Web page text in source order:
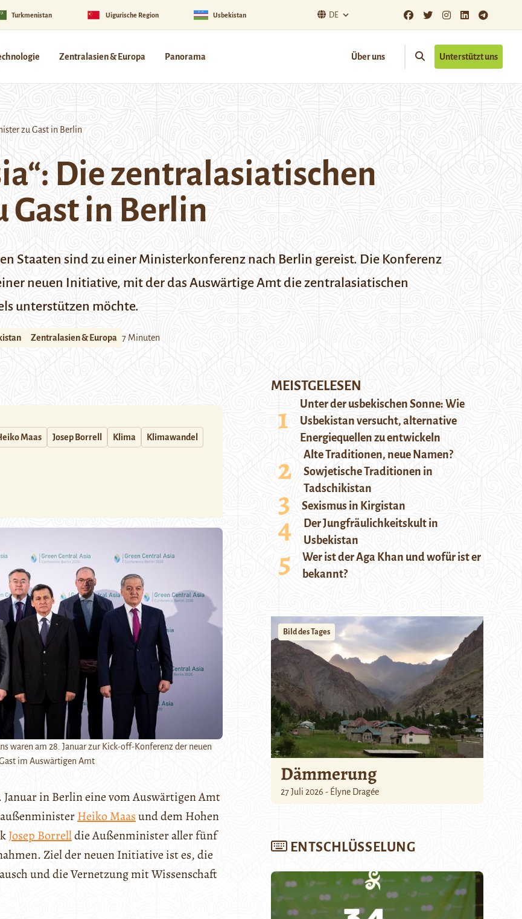
Turkmenistan Uigurische Region Usbekistan DE
Zentralasien & Europa Panorama Über uns Unterstützt uns
zu Gast in Berlin
Die zentralasiatischen
in Berlin
Staaten sind zu einer Ministerkonferenz nach Berlin gereist. Die Konferenz
neuen Initiative, mit der das Auswärtige Amt die zentralasiatischen
unterstützen möchte.
Zentralasien & Europa 7 Minuten
Maas Josep Borrell Klima Klimawandel
waren am 28. Januar zur Kick-off-Konferenz der neuen
im Auswärtigen Amt
in Berlin eine vom Auswärtigen Amt
Heiko Maasund dem Hohen
Josep Borrelldie Außenminister aller fünf
Ziel der neuen Initiative ist es, die
und die Vernetzung mit Wissenschaft
MEISTGELESEN
Unter der usbekischen Sonne: Wie
Usbekistan versucht, alternative
Energiequellen zu entwickeln
Alte Traditionen, neue Namen?
Sowjetische Traditionen in
Tadschikistan
Sexismus in Kirgistan
Der Jungfräulichkeitskult in
Usbekistan
Wer ist der Aga Khan und wofür ist er
bekannt?
Bild des Tages
Dämmerung
27 Juli 2026 - Élyne Dragée
ENTSCHLÜSSELUNG